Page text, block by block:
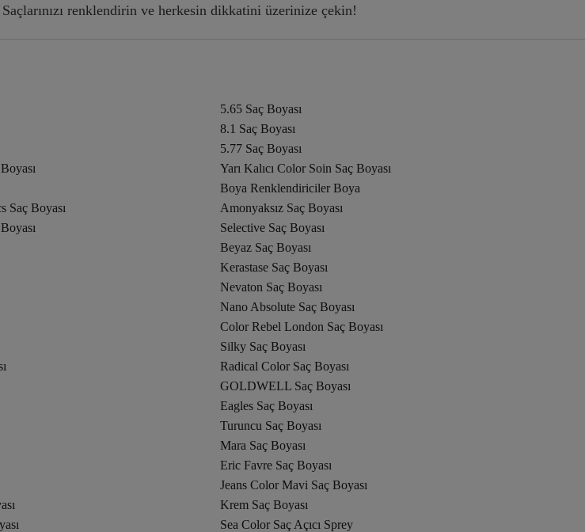
renklendirin ve herkesin dikkatini üzerinize çekin!
5.65 Saç Boyası
8.1 Saç Boyası
5.77 Saç Boyası
Yarı Kalıcı Color Soin Saç Boyası
Boya Renklendiriciler Boya
Saç Boyası
Amonyaksız Saç Boyası
Selective Saç Boyası
Beyaz Saç Boyası
Kerastase Saç Boyası
Nevaton Saç Boyası
Nano Absolute Saç Boyası
Color Rebel London Saç Boyası
Silky Saç Boyası
Radical Color Saç Boyası
GOLDWELL Saç Boyası
Eagles Saç Boyası
Turuncu Saç Boyası
Mara Saç Boyası
Eric Favre Saç Boyası
Jeans Color Mavi Saç Boyası
Krem Saç Boyası
Sea Color Saç Açıcı Sprey